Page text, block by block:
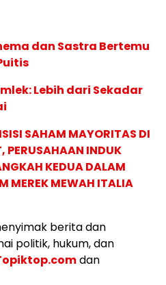
dan Sastra Bertemu
Lebih dari Sekadar
SAHAM MAYORITAS DI
PERUSAHAAN INDUK
KEDUA DALAM
MEREK MEWAH ITALIA
berita dan
politik, hukum, dan
dan